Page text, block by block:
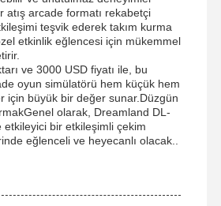
atış arcade formatı rekabetçi
teşvik ederek takım kurma
etkinlik eğlencesi için mükemmel
ve 3000 USD fiyatı ile, bu
oyun simülatörü hem küçük hem
için büyük bir değer sunar.Düzgün
olarak, Dreamland DL-
etkileyici bir etkileşimli çekim
eğlenceli ve heyecanlı olacak..